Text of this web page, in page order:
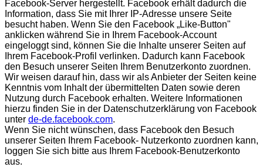
Facebook-Server hergestellt. Facebook erhält dadurch die
Information, dass Sie mit Ihrer IP-Adresse unsere Seite
besucht haben. Wenn Sie den Facebook „Like-Button"
anklicken während Sie in Ihrem Facebook-Account
eingeloggt sind, können Sie die Inhalte unserer Seiten auf
Ihrem Facebook-Profil verlinken. Dadurch kann Facebook
den Besuch unserer Seiten Ihrem Benutzerkonto zuordnen.
Wir weisen darauf hin, dass wir als Anbieter der Seiten keine
Kenntnis vom Inhalt der übermittelten Daten sowie deren
Nutzung durch Facebook erhalten. Weitere Informationen
hierzu finden Sie in der Datenschutzerklärung von Facebook
unter de-de.facebook.com.
Wenn Sie nicht wünschen, dass Facebook den Besuch
unserer Seiten Ihrem Facebook- Nutzerkonto zuordnen kann,
loggen Sie sich bitte aus Ihrem Facebook-Benutzerkonto
aus.